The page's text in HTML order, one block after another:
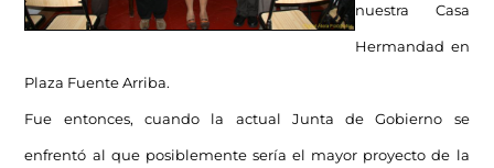
nuestra Casa
Hermandad en
Plaza Fuente Arriba.
Fue entonces, cuando la actual Junta de Gobierno se
enfrentó al que posiblemente sería el mayor proyecto de la